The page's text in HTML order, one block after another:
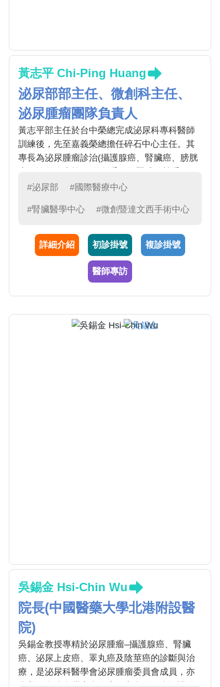
黃志平 Chi-Ping Huang
泌尿部部主任、微創科主任、
泌尿腫瘤團隊負責人
黃志平部主任於台中榮總完成泌尿科專科醫師
訓練後，先至嘉義榮總擔任碎石中心主任。其
專長為泌尿腫瘤診治(攝護腺癌、腎臟癌、膀胱
黃主任達文西及Hugo等機器手臂輔助系統手術
俄州醫學中心之機器手臂微創中心進修（攝護
日本東京女子醫科大學附設醫院研修；亦專精
於攝護腺肥大雷射微創手術及泌尿腫瘤細胞治
#泌尿部 #國際醫療中心
#腎臟醫學中心 #微創暨達文西手術中心
詳細介紹 初診掛號 複診掛號
醫師專訪
吳錫金 Hsi-Chin Wu
院長(中國醫藥大學北港附設醫
院)
吳錫金教授專精於泌尿腫瘤–攝護腺癌、腎臟
癌、泌尿上皮癌、睪丸癌及陰莖癌的診斷與治
療，是泌尿科醫學會泌尿腫瘤委員會成員，亦